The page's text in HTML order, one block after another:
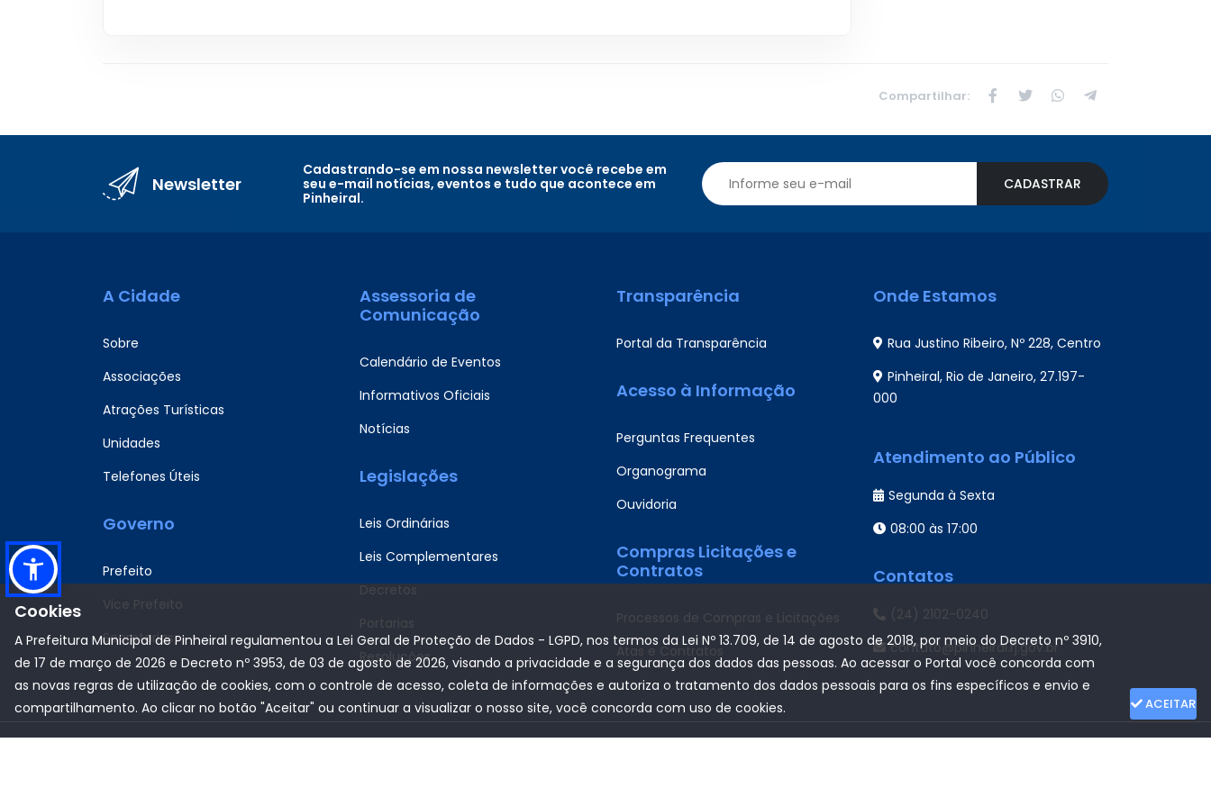
Compartilhar:
Newsletter
Cadastrando-se em nossa newsletter você recebe em
seu e-mail notícias, eventos e tudo que acontece em
Pinheiral.
CADASTRAR
A Cidade
Sobre
Associações
Atrações Turísticas
Unidades
Telefones Úteis
Governo
Prefeito
Vice Prefeito
Secretarias
Assessoria de
Comunicação
Calendário de Eventos
Informativos Oficiais
Notícias
Legislações
Leis Ordinárias
Leis Complementares
Decretos
Portarias
Resoluções
Transparência
Portal da Transparência
Acesso à Informação
Perguntas Frequentes
Organograma
Ouvidoria
Compras Licitações e
Contratos
Processos de Compras e Licitações
Atas e Contratos
Onde Estamos
Rua Justino Ribeiro, Nº 228, Centro
Pinheiral, Rio de Janeiro, 27.197-
000
Atendimento ao Público
Segunda à Sexta
08:00 às 17:00
Contatos
(24) 2102-0240
contato@pinheiral.rj.gov.br
Cookies
A Prefeitura Municipal de Pinheiral regulamentou a Lei Geral de Proteção de Dados - LGPD, nos termos da Lei Nº 13.709, de 14 de agosto de 2018, por meio do Decreto nº 3910,
de 17 de março de 2026 e Decreto nº 3953, de 03 de agosto de 2026, visando a privacidade e a segurança dos dados das pessoas. Ao acessar o Portal você concorda com
as novas regras de utilização de cookies, com o controle de acesso, coleta de informações e autoriza o tratamento dos dados pessoais para os fins específicos e envio e
compartilhamento. Ao clicar no botão "Aceitar" ou continuar a visualizar o nosso site, você concorda com uso de cookies.
ACEITAR